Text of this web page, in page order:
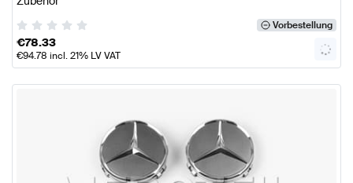
Vorbestellung
€78.33
€94.78 incl. 21% LV VAT